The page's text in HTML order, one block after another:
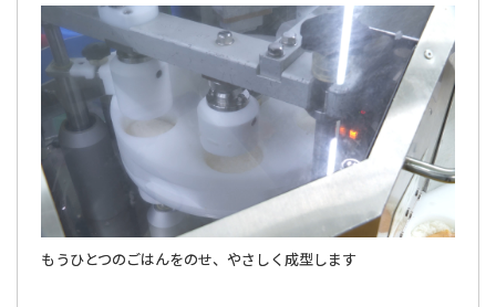
もうひとつのごはんをのせ、やさしく成型します